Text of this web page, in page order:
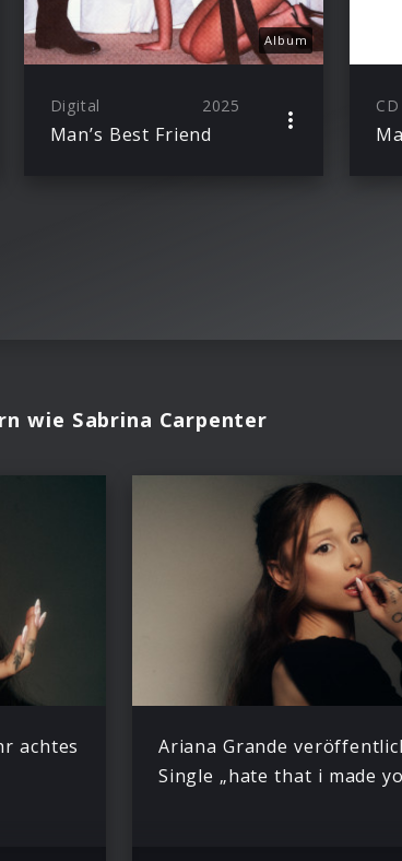
Album
Digital 2025
Man’s Best Friend
CD
wie Sabrina Carpenter
achtes
Ariana Grande
Single „hate that i made